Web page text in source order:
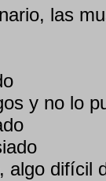
las
y no lo
algo difícil